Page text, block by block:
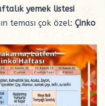
yemek listesi
teması çok özel: Çinko